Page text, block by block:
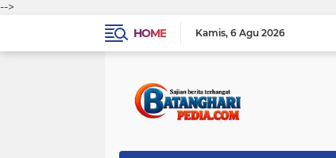
-->
HOME
Kamis 6 Agu 2026